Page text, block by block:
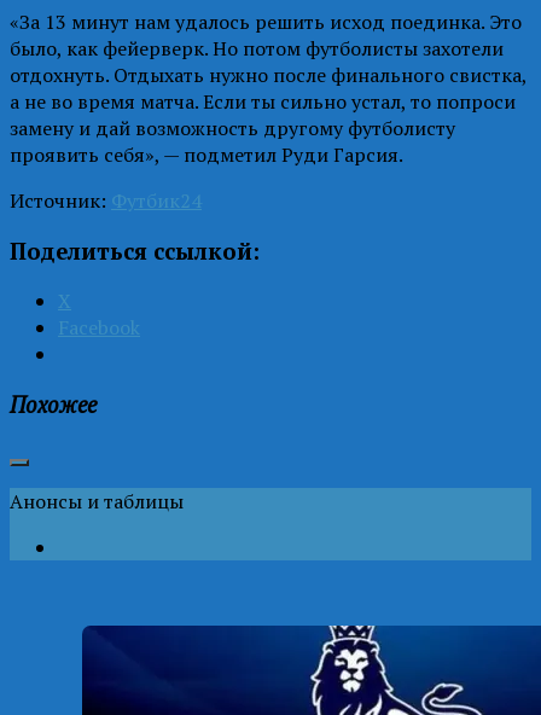
«За 13 минут нам удалось решить исход поединка. Это
было, как фейерверк. Но потом футболисты захотели
отдохнуть. Отдыхать нужно после финального свистка,
а не во время матча. Если ты сильно устал, то попроси
замену и дай возможность другому футболисту
проявить себя», — подметил Руди Гарсия.
Источник: Футбик24
Поделиться ссылкой:
X
Facebook
Похожее
Анонсы и таблицы